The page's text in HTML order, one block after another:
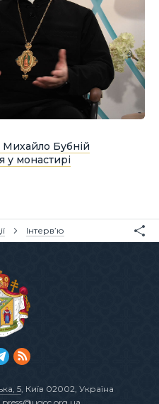
Михайло Бубній
у монастирі
Інтерв’ю
5, Київ 02002, Україна